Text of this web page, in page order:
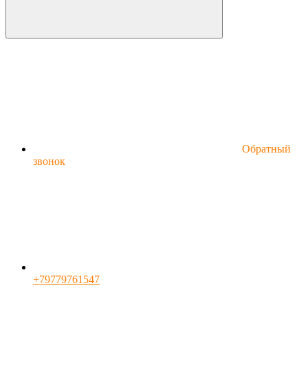
Обратный
звонок
+79779761547